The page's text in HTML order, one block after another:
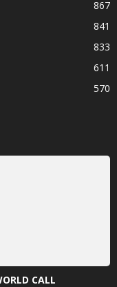
867
841
833
611
570
CALL